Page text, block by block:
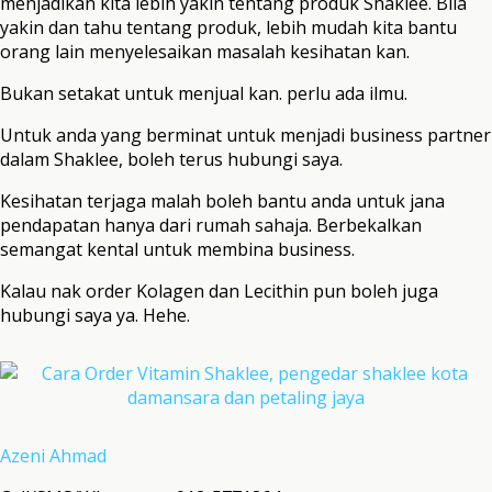
yakin dan tahu tentang produk, lebih mudah kita bantu
orang lain menyelesaikan masalah kesihatan kan.
Bukan setakat untuk menjual kan. perlu ada ilmu.
Untuk anda yang berminat untuk menjadi business partner
dalam Shaklee, boleh terus hubungi saya.
Kesihatan terjaga malah boleh bantu anda untuk jana
pendapatan hanya dari rumah sahaja. Berbekalkan
semangat kental untuk membina business.
Kalau nak order Kolagen dan Lecithin pun boleh juga
hubungi saya ya. Hehe.
Azeni Ahmad